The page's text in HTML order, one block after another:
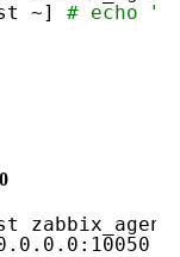
~]
# echo "/